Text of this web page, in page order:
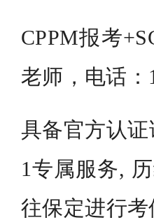
CPPM报考
老师，电话：
具备官方认
1专属服务,
往保定进行